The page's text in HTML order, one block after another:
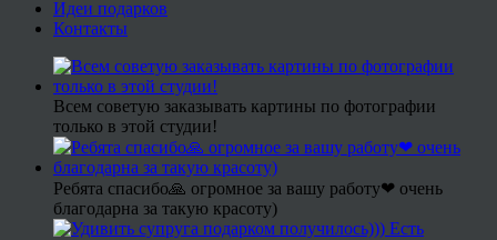
Идеи подарков
Контакты
Всем советую заказывать картины по фотографии
только в этой студии!
Ребята спасибо🙏 огромное за вашу работу❤ очень
благодарна за такую красоту)